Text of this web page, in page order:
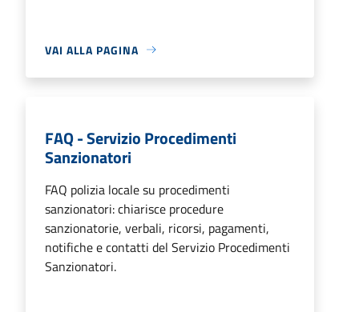
VAI ALLA PAGINA
FAQ - Servizio Procedimenti
Sanzionatori
FAQ polizia locale su procedimenti
sanzionatori: chiarisce procedure
sanzionatorie, verbali, ricorsi, pagamenti,
notifiche e contatti del Servizio Procedimenti
Sanzionatori.